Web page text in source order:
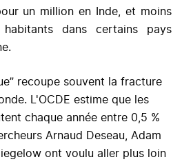
un million en Inde, et moins
dans certains pays
recoupe souvent la fracture
L'OCDE estime que les
chaque année entre 0,5 %
Arnaud Deseau, Adam
ont voulu aller plus loin